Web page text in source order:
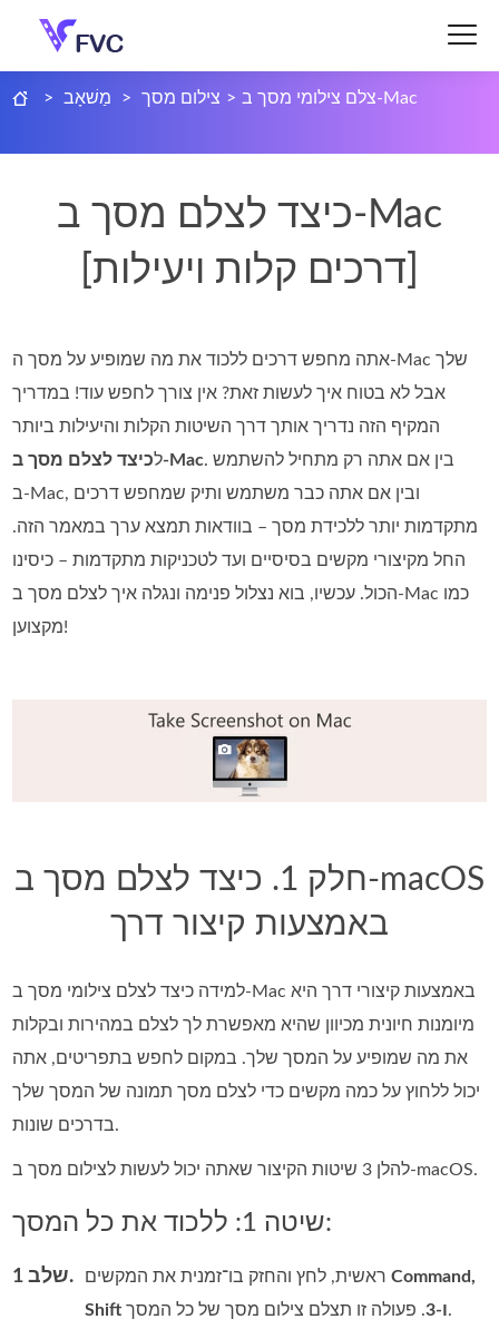
> מַשׁאָב > צילום מסך > צלם צילומי מסך ב-Mac
כיצד לצלם מסך ב-Mac
אתה מחפש דרכים ללכוד את מה שמופיע על מסך ה‑Mac שלך
אבל לא בטוח איך לעשות זאת? אין צורך לחפש עוד! במדריך
המקיף הזה נדריך אותך דרך השיטות הקלות והיעילות ביותר
לכיצד לצלם מסך ב‑Mac. בין אם אתה רק מתחיל להשתמש
ב‑Mac, ובין אם אתה כבר משתמש ותיק שמחפש דרכים
מתקדמות יותר ללכידת מסך – בוודאות תמצא ערך במאמר הזה.
החל מקיצורי מקשים בסיסיים ועד לטכניקות מתקדמות – כיסינו
הכול. עכשיו, בוא נצלול פנימה ונגלה איך לצלם מסך ב‑Mac כמו
מקצוען!
חלק 1. כיצד לצלם מסך ב-macOS
באמצעות קיצור דרך
למידה כיצד לצלם צילומי מסך ב-Mac באמצעות קיצורי דרך היא
מיומנות חיונית מכיוון שהיא מאפשרת לך לצלם במהירות ובקלות
את מה שמופיע על המסך שלך. במקום לחפש בתפריטים, אתה
יכול ללחוץ על כמה מקשים כדי לצלם מסך תמונה של המסך שלך
בדרכים שונות.
להלן 3 שיטות הקיצור שאתה יכול לעשות לצילום מסך ב-macOS.
שיטה 1: ללכוד את כל המסך:
שלב 1. ראשית, לחץ והחזק בו־זמנית את המקשיםCommand,
Shift ו‑3. פעולה זו תצלם צילום מסך של כל המסך.